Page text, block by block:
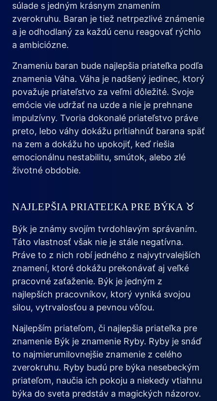
súlade s jedným krásnym znamením
zverokruhu. Baran je tiež netrpezlivé známenie
a je odhodlaný za každú cenu reagovať rýchlo
a ambiciózne.
Znameniu baran bude najlepšia priateľka podľa
znamenia Váha. Váha je nadšený jedinec, ktorý
považuje priateľstvo za veľmi dôležité. Svoje
emócie vie udržať na uzde a nie je prehnane
impulzívny. Tvoria dokonalé priateľstvo práve
preto, lebo váhy dokážu pritiahnúť barana späť
na zem a dokážu ho upokojiť, keď riešia
emocionálnu nestabilitu, smútok, alebo zlé
životné obdobie.
NAJLEPŠIA PRIATEĽKA PRE BÝKA ♉
Býk je známy svojím tvrdohlavým správaním.
Táto vlastnosť však nie je stále negatívna.
Práve to z nich robí jedného z najvytrvalejších
znamení, ktoré dokážu prekonávať aj veľké
pracovné zaťaženie. Býk je jedným z
najlepších pracovníkov, ktorý vyniká svojou
silou, vytrvalosťou a pevnou vôľou.
Najlepším priateľom, či najlepšia priateľka pre
znamenie Býk je znamenie Ryby. Ryby je snáď
to najmierumilovnejšie znamenie z celého
zverokruhu. Ryby budú pre býka nesebeckým
priateľom, naučia ich pokoju a niekedy vtiahnu
býka do sveta predstáv a magických názorov.